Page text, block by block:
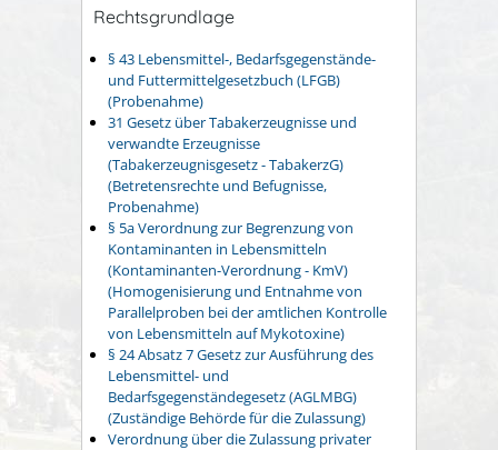
Rechtsgrundlage
§ 43 Lebensmittel-, Bedarfsgegenstände-
und Futtermittelgesetzbuch (LFGB)
(Probenahme)
31 Gesetz über Tabakerzeugnisse und
verwandte Erzeugnisse
(Tabakerzeugnisgesetz - TabakerzG)
(Betretensrechte und Befugnisse,
Probenahme)
§ 5a Verordnung zur Begrenzung von
Kontaminanten in Lebensmitteln
(Kontaminanten-Verordnung - KmV)
(Homogenisierung und Entnahme von
Parallelproben bei der amtlichen Kontrolle
von Lebensmitteln auf Mykotoxine)
§ 24 Absatz 7 Gesetz zur Ausführung des
Lebensmittel- und
Bedarfsgegenständegesetz (AGLMBG)
(Zuständige Behörde für die Zulassung)
Verordnung über die Zulassung privater